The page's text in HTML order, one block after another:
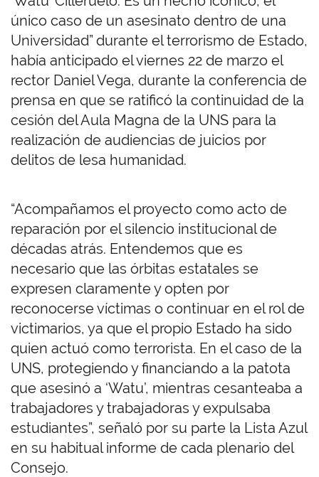
único caso de un asesinato dentro de una
Universidad” durante el terrorismo de Estado,
había anticipado el viernes 22 de marzo el
rector Daniel Vega, durante la conferencia de
prensa en que se ratificó la continuidad de la
cesión del Aula Magna de la UNS para la
realización de audiencias de juicios por
delitos de lesa humanidad.
“Acompañamos el proyecto como acto de
reparación por el silencio institucional de
décadas atrás. Entendemos que es
necesario que las órbitas estatales se
expresen claramente y opten por
reconocerse víctimas o continuar en el rol de
victimarios, ya que el propio Estado ha sido
quien actuó como terrorista. En el caso de la
UNS, protegiendo y financiando a la patota
que asesinó a ‘Watu’, mientras cesanteaba a
trabajadores y trabajadoras y expulsaba
estudiantes”, señaló por su parte la Lista Azul
en su habitual informe de cada plenario del
Consejo.